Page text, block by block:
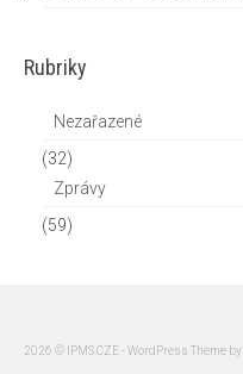
Rubriky
Nezařazené
(32)
Zprávy
(59)
2026 © IPMS.CZE - WordPress Theme by